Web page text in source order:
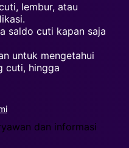
lembur, atau
saldo cuti kapan saja
untuk mengetahui
cuti, hingga